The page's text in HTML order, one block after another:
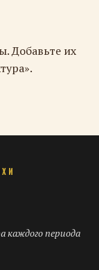
Добавьте их
периода